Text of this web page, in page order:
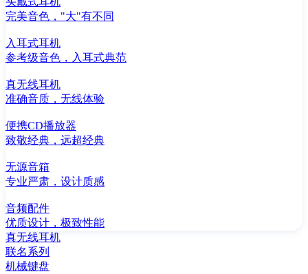
完美音色，"大"有不同
入耳式耳机
参考级音色，入耳式典范
真无线耳机
准确音质，无线体验
便携CD播放器
致敬经典，远超经典
无源音箱
专业严肃，设计质感
音频配件
优质设计，极致性能
真无线耳机
联名系列
机械键盘